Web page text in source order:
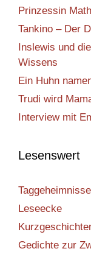
Prinzessin
Tankino – Der
Inslewis und
Wissens
Ein Huhn
Trudi wird
Interview mit
Lesenswert
Taggeheimnisse
Leseecke
Gedichte zur